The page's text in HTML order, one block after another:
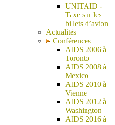
UNITAID -
Taxe sur les
billets d’avion
Actualités
Conférences
AIDS 2006 à
Toronto
AIDS 2008 à
Mexico
AIDS 2010 à
Vienne
AIDS 2012 à
Washington
AIDS 2016 à